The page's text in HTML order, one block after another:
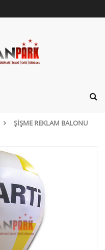
ŞIŞME REKLAM BALONU